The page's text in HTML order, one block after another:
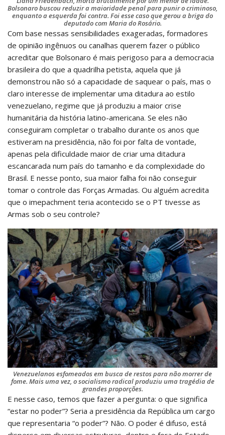
Bolsonaro buscou reduzir a maioridade penal para punir o criminoso,
enquanto a esquerda foi contra. Foi esse caso que gerou a briga do
deputado com Maria do Rosário.
Com base nessas sensibilidades exageradas, formadores
de opinião ingênuos ou canalhas querem fazer o público
acreditar que Bolsonaro é mais perigoso para a democracia
brasileira do que a quadrilha petista, aquela que já
demonstrou não só a capacidade de saquear o país, mas o
claro interesse de implementar uma ditadura ao estilo
venezuelano, regime que já produziu a maior crise
humanitária da história latino-americana. Se eles não
conseguiram completar o trabalho durante os anos que
estiveram na presidência, não foi por falta de vontade,
apenas pela dificuldade maior de criar uma ditadura
escancarada num país do tamanho e da complexidade do
Brasil. E nesse ponto, sua maior falha foi não conseguir
tomar o controle das Forças Armadas. Ou alguém acredita
que o imepachment teria acontecido se o PT tivesse as
Armas sob o seu controle?
Venezuelanos esfomeados em busca de restos para não morrer de
fome. Mais uma vez, o socialismo radical produziu uma tragédia de
grandes proporções.
E nesse caso, temos que fazer a pergunta: o que significa
“estar no poder”? Seria a presidência da República um cargo
que representaria “o poder”? Não. O poder é difuso, está